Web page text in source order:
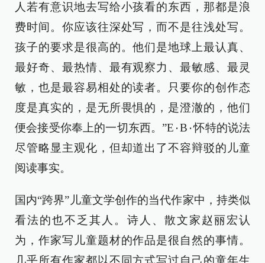
人若有意识地去写给小孩看的东西，那都是浪
费时间。你应该往深处写，而不是往浅处写。
孩子的要求是很高的。他们是地球上最认真、
最好奇、最热情、最有观察力、最敏感、最灵
敏，也是最容易相处的读者。只要你的创作态
度是真实的，是无所畏惧的，是澄澈的，他们
便会接受你奉上的一切东西。”E٠B٠怀特的说法
尽管略显主观化，但却道出了不容辩驳的儿童
阅读事实。
国内“跨界”儿童文学创作的当代作家中，持类似
看法的也不乏其人。诗人、散文家赵丽宏认
为，作家写儿童题材的作品是很自然的事情。
几乎所有作家都以不同方式写过自己的童年生